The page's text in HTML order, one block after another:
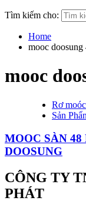
Tìm kiếm cho:
Home
mooc doosung
mooc
Rơ
Sản
MOOC SÀN
DOOSUNG
CÔNG TY
PHÁT